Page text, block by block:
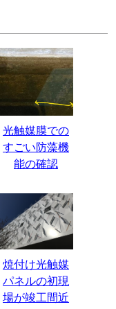
光触媒膜での
すごい防藻機
能の確認
焼付け光触媒
パネルの初現
場が竣工間近